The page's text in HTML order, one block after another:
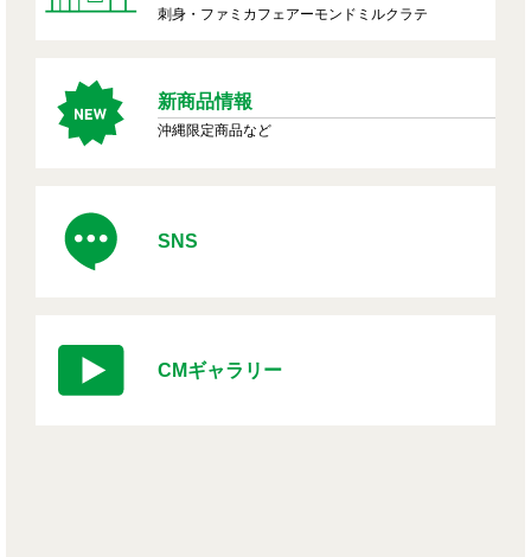
刺身・ファミカフェアーモンドミルクラテ
新商品情報
沖縄限定商品など
SNS
CMギャラリー